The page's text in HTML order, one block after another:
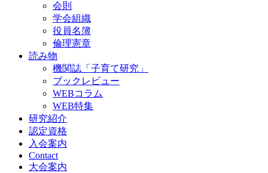
会則
学会組織
役員名簿
倫理憲章
読み物
機関誌「子育て研究」
ブックレビュー
WEBコラム
WEB特集
研究紹介
認定資格
入会案内
Contact
大会案内